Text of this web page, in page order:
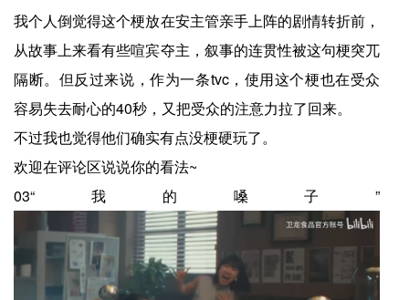
我个人倒觉得这个梗放在安主管亲手上阵的剧情转折前，
从故事上来看有些喧宾夺主，叙事的连贯性被这句梗突兀
隔断。但反过来说，作为一条tvc，使用这个梗也在受众
容易失去耐心的40秒，又把受众的注意力拉了回来。
不过我也觉得他们确实有点没梗硬玩了。
欢迎在评论区说说你的看法~
03“我的嗓子”